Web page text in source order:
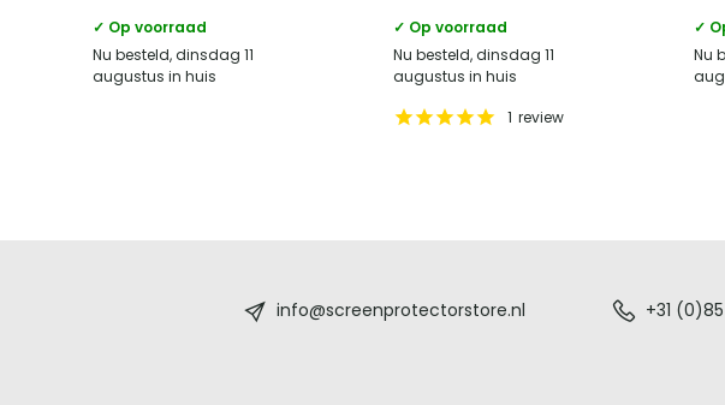
✓ Op voorraad
Nu besteld, dinsdag 11
augustus in huis
✓ Op voorraad
Nu besteld, dinsdag 11
augustus in huis
1 review
✓
Nu
info@screenprotectorstore.nl +31